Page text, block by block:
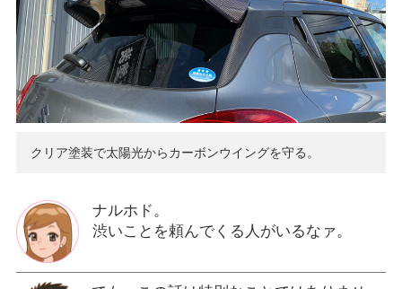
クリア塗装で太陽光からカーボンウイングを守る。
ナルホド。
渋いことを頼んでくる人がいるなァ。